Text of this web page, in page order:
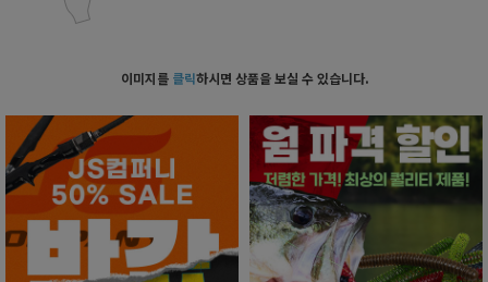
이미지를 클릭하시면 상품을 보실 수 있습니다.